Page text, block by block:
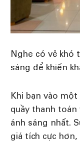
Nghe có vẻ khó
sáng để khiến
Khi bạn vào một
quầy thanh toán
ánh sáng nhất.
giá tích cực